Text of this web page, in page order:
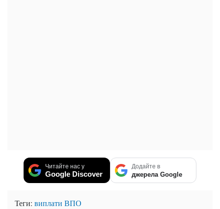
Читайте нас у
Google Discover
Додайте в
джерела Google
Теги: виплати ВПО